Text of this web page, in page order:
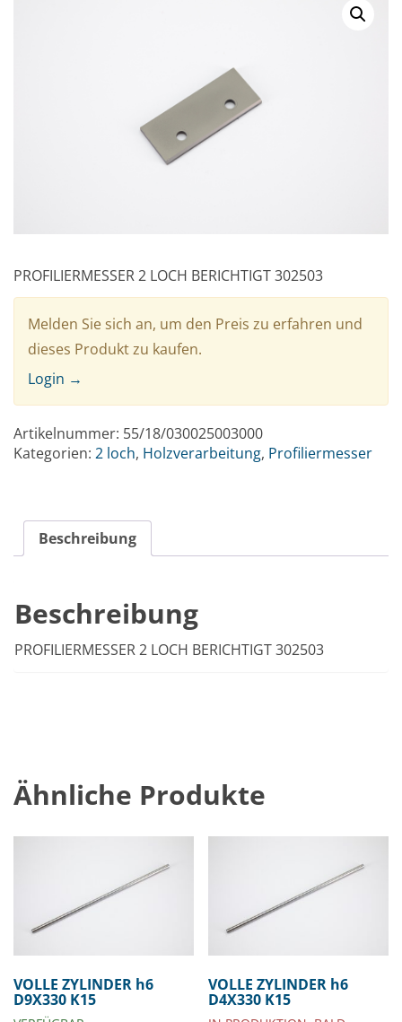
PROFILIERMESSER 2 LOCH BERICHTIGT 302503
Melden Sie sich an, um den Preis zu erfahren und
dieses Produkt zu kaufen.
Login →
Artikelnummer: 55/18/030025003000
Kategorien: 2 loch, Holzverarbeitung, Profiliermesser
Beschreibung
Beschreibung
PROFILIERMESSER 2 LOCH BERICHTIGT 302503
Ähnliche Produkte
VOLLE ZYLINDER h6
D9X330 K15
VOLLE ZYLINDER h6
D4X330 K15